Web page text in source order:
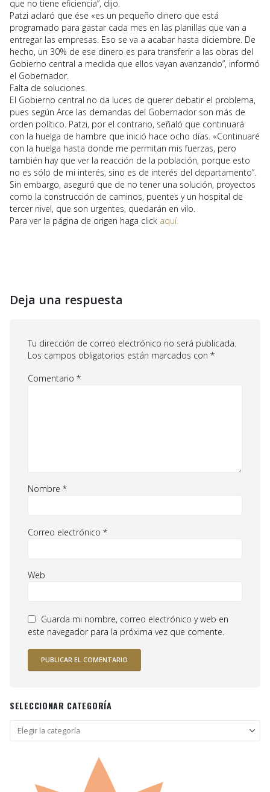
que no tiene eficiencia”, dijo.
Patzi aclaró que ése «es un pequeño dinero que está
programado para gastar cada mes en las planillas que van a
entregar las empresas. Eso se va a acabar hasta diciembre. De
hecho, un 30% de ese dinero es para transferir a las obras del
Gobierno central a medida que ellos vayan avanzando”, informó
el Gobernador.
Falta de soluciones
El Gobierno central no da luces de querer debatir el problema,
pues según Arce las demandas del Gobernador son más de
orden político. Patzi, por el contrario, señaló que continuará
con la huelga de hambre que inició hace ocho días. «Continuaré
con la huelga hasta donde me permitan mis fuerzas, pero
también hay que ver la reacción de la población, porque esto
no es sólo de mi interés, sino es de interés del departamento”.
Sin embargo, aseguró que de no tener una solución, proyectos
como la construcción de caminos, puentes y un hospital de
tercer nivel, que son urgentes, quedarán en vilo.
Para ver la página de origen haga click aquí.
Deja una respuesta
Tu dirección de correo electrónico no será publicada.
Los campos obligatorios están marcados con *
Comentario *
Nombre *
Correo electrónico *
Web
Guarda mi nombre, correo electrónico y web en
este navegador para la próxima vez que comente.
SELECCIONAR CATEGORÍA
Seleccionar
categoría